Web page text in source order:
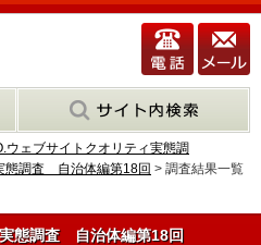
ウェブサイトクオリティ実態調
態調査 自治体編第18回 > 調査結果一覧
態調査 自治体編第18回